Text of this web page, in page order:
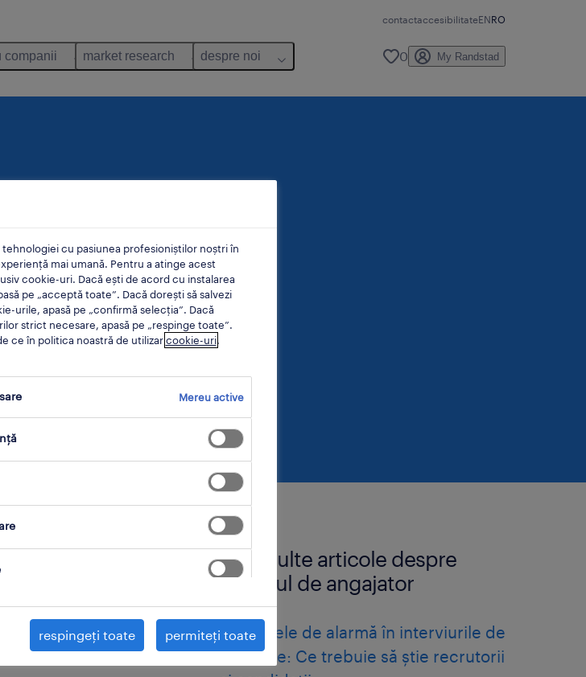
contactaccesibilitateENRO
companii market research despre noi 0 My Randstad
a crea
atenția pe
în
crea o idee
mai multe articole despre
brandul de angajator
semnalele de alarmă în interviurile de
angajare: Ce trebuie să știe recrutorii
cu pasiunea profesioniștilor noștri în
mai umană. Pentru a atinge acest
cookie-uri. Dacă ești de acord cu instalarea
pe „acceptă toate”. Dacă dorești să salvezi
urile, apasă pe „confirmă selecția”. Dacă
strict necesare, apasă pe „respinge toate”.
ce în politica noastră de utilizarcookie-uri.
Mereu active
respingeți toate permiteți toate